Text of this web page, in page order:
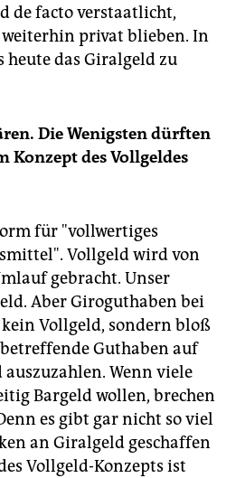
de facto verstaatlicht,
privat blieben. In
heute das Giralgeld zu
Die Wenigsten dürften
Konzept des Vollgeldes
für "vollwertiges
Vollgeld wird von
gebracht. Unser
Aber Giroguthaben bei
Vollgeld, sondern bloß
Guthaben auf
Wenn viele
Bargeld wollen, brechen
es gibt gar nicht so viel
an Giralgeld geschaffen
Vollgeld-Konzepts ist